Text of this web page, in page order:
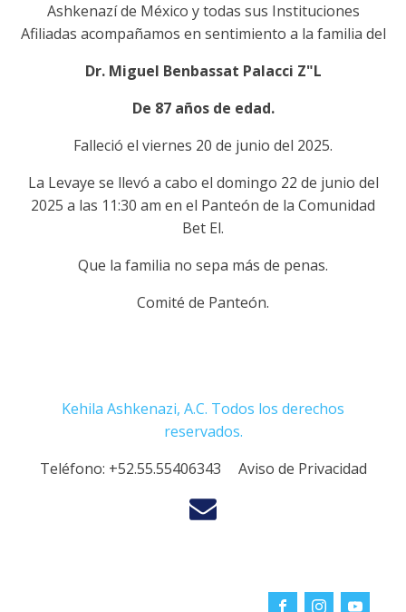
Ashkenazí de México y todas sus Instituciones
Afiliadas acompañamos en sentimiento a la familia del
Dr. Miguel Benbassat Palacci Z"L
De 87 años de edad.
Falleció el viernes 20 de junio del 2025.
La Levaye se llevó a cabo el domingo 22 de junio del
2025 a las 11:30 am en el Panteón de la Comunidad
Bet El.
Que la familia no sepa más de penas.
Comité de Panteón.
Kehila Ashkenazi, A.C. Todos los derechos
reservados.
Teléfono: +52.55.55406343 Aviso de Privacidad